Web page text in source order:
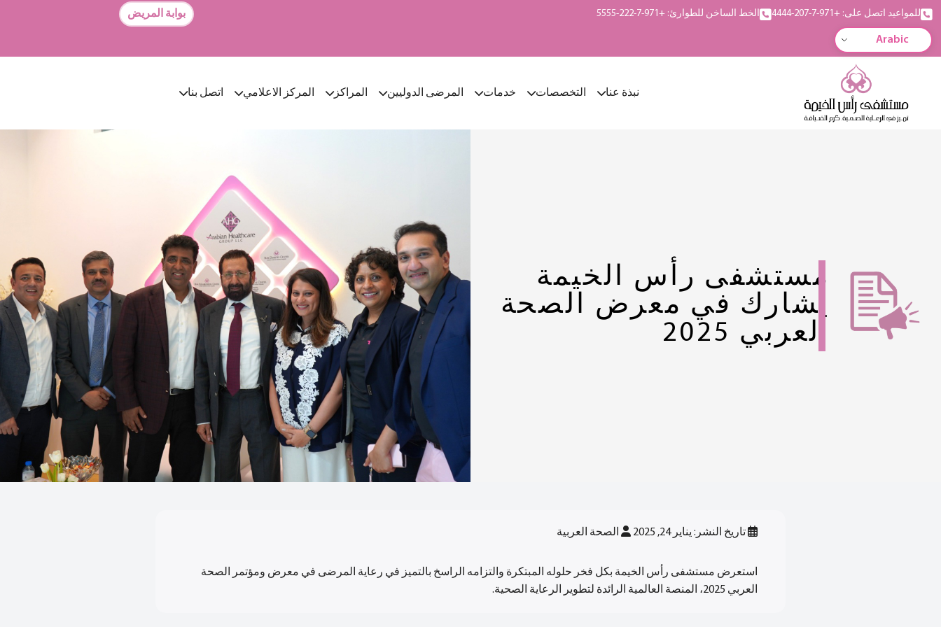
للمواعيد اتصل على: +971-7-207-4444 الخط الساخن للطوارئ: +971-7-222-5555 بوابة المريض
Arabic
نبذة عنا التخصصات خدمات المرضى الدوليين المراكز المركز الاعلامي اتصل بنا
مستشفى رأس الخيمة
يشارك في معرض الصحة
العربي 2025
تاريخ النشر: يناير 24, 2025 الصحة العربية
استعرض مستشفى رأس الخيمة بكل فخر حلوله المبتكرة والتزامه الراسخ بالتميز في رعاية المرضى في معرض ومؤتمر الصحة
العربي 2025، المنصة العالمية الرائدة لتطوير الرعاية الصحية.